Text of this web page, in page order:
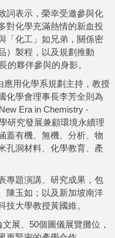
詞表示，榮幸受邀參與化
對化學充滿熱情的新血投
「化工」如兄弟，關係密
）製程，以及規劃推動
的夥伴參與的身影。
應用化學系規劃主持，教授
化學會理事長李芳全則為
Era in Chemistry -
研究發展兼顧環境永續理
蓋有機、無機、分析、物
孔洞材料、化學教育、產
專題演講、研究成果，包
陳玉如；以及新加坡南洋
大學教授黃國維。
展、50個圖儀展覽攤位，